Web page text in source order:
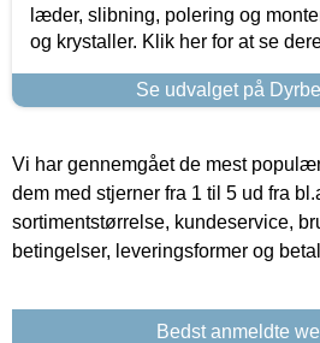
læder, slibning, polering og
og krystaller. Klik her for at se
Se udvalget på
Vi har gennemgået de mest
dem med stjerner fra 1 til 5 ud fra
sortimentstørrelse, kundeservice,
betingelser, leveringsformer og
Bedst anmeldte